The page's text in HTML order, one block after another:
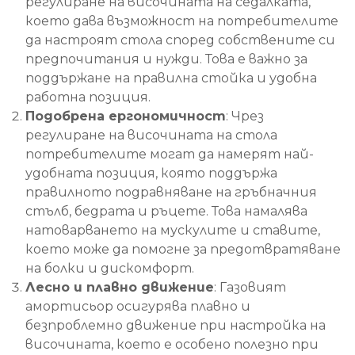
което дава възможност на потребителите
да настроят стола според собствените си
предпочитания и нужди. Това е важно за
поддържане на правилна стойка и удобна
работна позиция.
Подобрена ергономичност: Чрез
регулиране на височината на стола
потребителите могат да намерят най-
удобната позиция, която поддържа
правилното подравняване на гръбначния
стълб, бедрата и ръцете. Това намалява
натоварването на мускулите и ставите,
което може да помогне за предотвратяване
на болки и дискомфорт.
Лесно и плавно движение: Газовият
амортисьор осигурява плавно и
безпроблемно движение при настройка на
височината, което е особено полезно при